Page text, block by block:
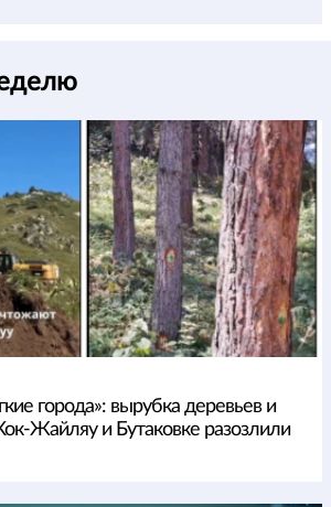
города»: вырубка деревьев и
Жайляу и Бутаковке разозлили